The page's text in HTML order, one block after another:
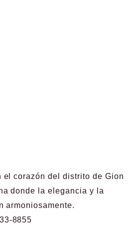
el corazón del distrito de Gion
donde la elegancia y la
armoniosamente.
8855